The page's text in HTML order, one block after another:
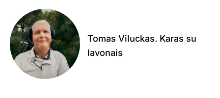
Tomas Viluckas. Karas su
lavonais